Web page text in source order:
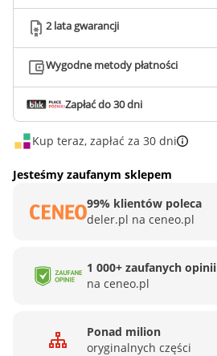
2 lata gwarancji
Wygodne metody płatności
Zapłać do 30 dni
Kup teraz, zapłać za 30 dni
Jesteśmy zaufanym sklepem
99% klientów poleca
deler.pl na ceneo.pl
1 000+ zaufanych opinii
na ceneo.pl
Ponad milion
oryginalnych części